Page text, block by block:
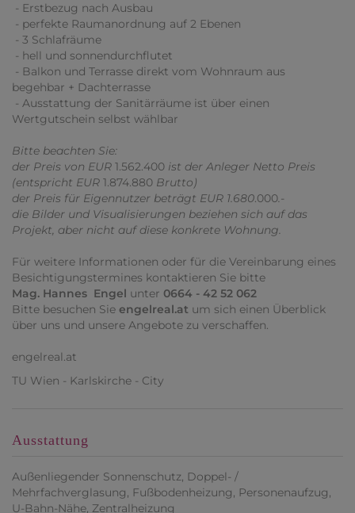
- Erstbezug nach Ausbau
- perfekte Raumanordnung auf 2 Ebenen
- 3 Schlafräume
- hell und sonnendurchflutet
- Balkon und Terrasse direkt vom Wohnraum aus
begehbar + Dachterrasse
- Ausstattung der Sanitärräume ist über einen
Wertgutschein selbst wählbar
Bitte beachten Sie:
der Preis von EUR 1.562.400 ist der Anleger Netto Preis
(entspricht EUR 1.874.880 Brutto)
der Preis für Eigennutzer beträgt EUR 1.680.000.-
die Bilder und Visualisierungen beziehen sich auf das
Projekt, aber nicht auf diese konkrete Wohnung.
Für weitere Informationen oder für die Vereinbarung eines
Besichtigungstermines kontaktieren Sie bitte
Mag. Hannes Engel unter 0664 - 42 52 062
Bitte besuchen Sie engelreal.at um sich einen Überblick
über uns und unsere Angebote zu verschaffen.
engelreal.at
TU Wien - Karlskirche - City
Ausstattung
Außenliegender Sonnenschutz Doppel- /
Mehrfachverglasung Fußbodenheizung Personenaufzug
U-Bahn-Nähe Zentralheizung